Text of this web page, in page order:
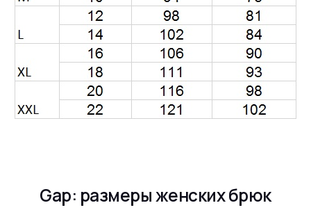
Gap: размеры женских брюк